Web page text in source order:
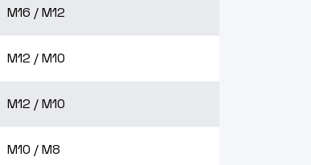
M16 / M12
M12 / M10
M12 / M10
M10 / M8